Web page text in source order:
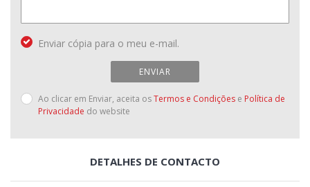
Enviar cópia para o meu e-mail.
ENVIAR
Ao clicar em Enviar, aceita osTermos e Condições e Política de
Privacidade do website
DETALHES DE CONTACTO